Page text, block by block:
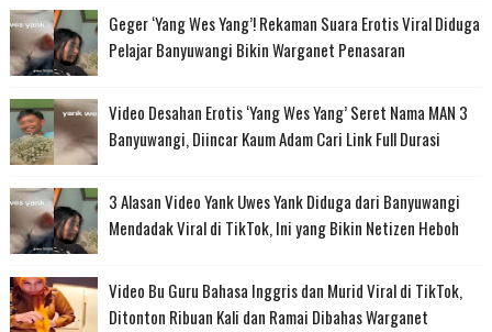
Geger ‘Yang Wes Yang’! Rekaman Suara Erotis Viral Diduga
Pelajar Banyuwangi Bikin Warganet Penasaran
Video Desahan Erotis ‘Yang Wes Yang’ Seret Nama MAN 3
Banyuwangi, Diincar Kaum Adam Cari Link Full Durasi
3 Alasan Video Yank Uwes Yank Diduga dari Banyuwangi
Mendadak Viral di TikTok, Ini yang Bikin Netizen Heboh
Video Bu Guru Bahasa Inggris dan Murid Viral di TikTok,
Ditonton Ribuan Kali dan Ramai Dibahas Warganet